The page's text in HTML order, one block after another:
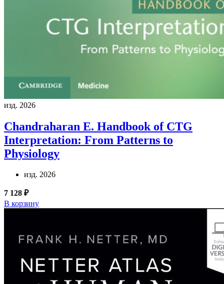
изд. 2026
Chandraharan E. Handbook of CTG
Interpretation: From Patterns to
Physiology
изд. 2026
7 128 ₽
В корзину